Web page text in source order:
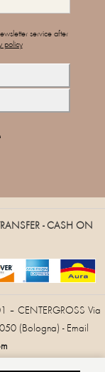
service after
policy
- CASH ON
– CENTERGROSS Via
(Bologna) - Email